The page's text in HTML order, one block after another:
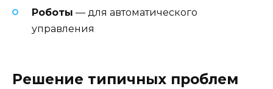
Роботы — для автоматического
управления
Решение типичных проблем